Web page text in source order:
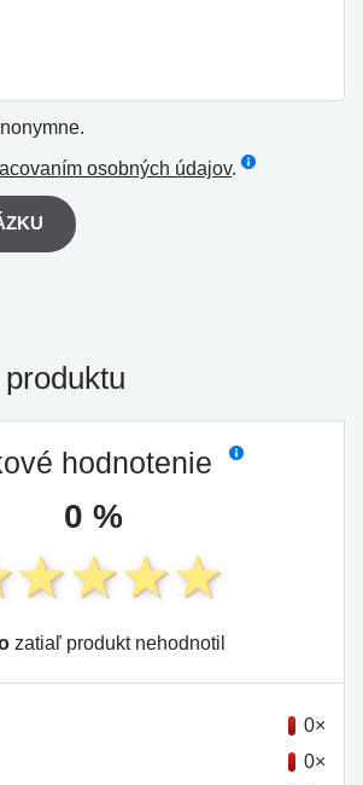
osobných údajov.
hodnotenie
0 %
zatiaľ produkt nehodnotil
0×
0×